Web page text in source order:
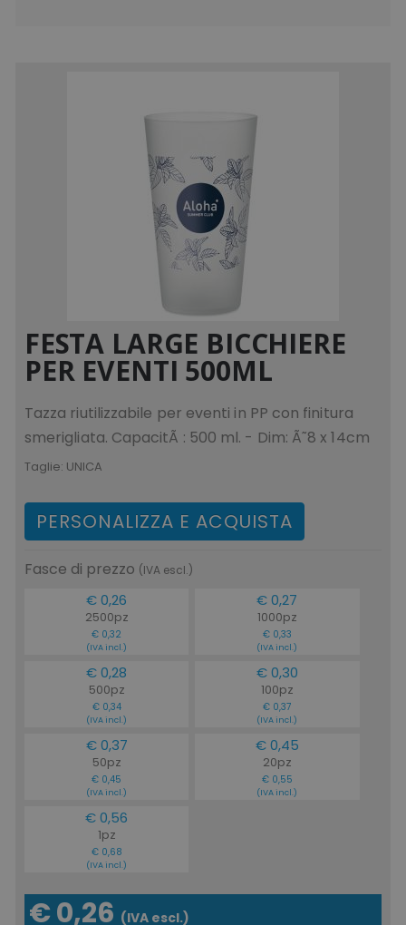
FESTA LARGE BICCHIERE
PER EVENTI 500ML
Tazza riutilizzabile per eventi in PP con finitura
smerigliata. CapacitÃ : 500 ml. - Dim: Ã˜8 x 14cm
Taglie: UNICA
PERSONALIZZA E ACQUISTA
Fasce di prezzo (IVA escl.)
€ 0,26
2500pz
€ 0,32
(IVA incl.)
€ 0,27
1000pz
€ 0,33
(IVA incl.)
€ 0,28
500pz
€ 0,34
(IVA incl.)
€ 0,30
100pz
€ 0,37
(IVA incl.)
€ 0,37
50pz
€ 0,45
(IVA incl.)
€ 0,45
20pz
€ 0,55
(IVA incl.)
€ 0,56
1pz
€ 0,68
(IVA incl.)
€ 0,26 (IVA escl.)